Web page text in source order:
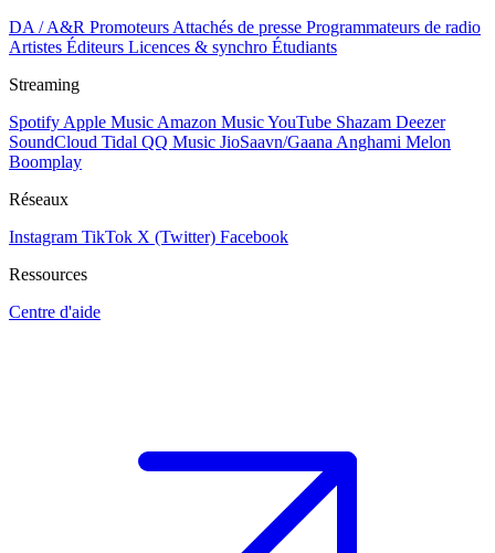
DA / A&R Promoteurs Attachés de presse Programmateurs de radio
Artistes Éditeurs Licences & synchro Étudiants
Streaming
Spotify Apple Music Amazon MusicYouTube Shazam Deezer
SoundCloud Tidal QQ Music JioSaavn/Gaana Anghami Melon
Boomplay
Réseaux
Instagram TikTok X (Twitter) Facebook
Ressources
Centre d'aide